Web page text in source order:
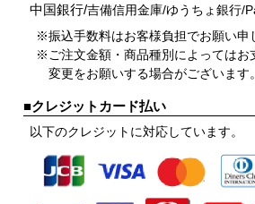
中国銀行/吉備信用金庫/ゆうちょ銀行/
※振込手数料はお客様負担でお願い申
※ご注文金額・商品種別によってはお
変更をお願いする場合がございます。
■クレジットカード払い
以下のクレジットに対応しています。